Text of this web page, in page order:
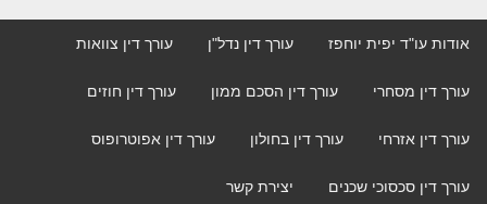
אודות עו"ד יפית יוחפז עורך דין נדל"ן עורך דין צוואות
עורך דין מסחרי עורך דין הסכם ממון עורך דין חוזים
עורך דין אזרחי עורך דין בחולון עורך דין אפוטרופוס
עורך דין סכסוכי שכנים יצירת קשר